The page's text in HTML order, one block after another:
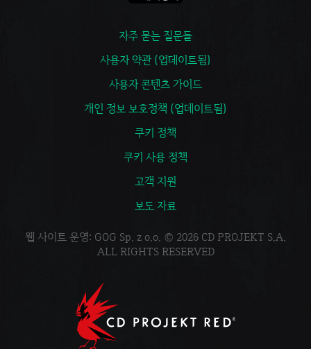
자주 묻는 질문들
사용자 약관 (업데이트됨)
사용자 콘텐츠 가이드
개인 정보 보호정책 (업데이트됨)
쿠키 정책
쿠키 사용 정책
고객 지원
보도 자료
웹 사이트 운영: GOG Sp. z o.o. © 2026 CD PROJEKT S.A.
ALL RIGHTS RESERVED